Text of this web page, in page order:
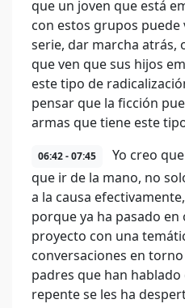
que un joven que está
con estos grupos puede
serie, dar marcha atrás,
que ven que sus hijos
este tipo de
pensar que la ficción
armas que tiene este
06:42 - 07:45
Yo creo
que ir de la mano, no
a la causa
porque ya ha pasado en
proyecto con una
conversaciones en
padres que han
repente se les ha